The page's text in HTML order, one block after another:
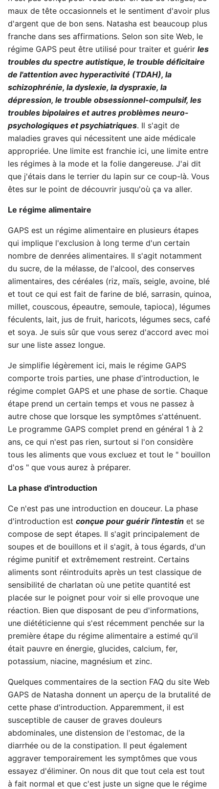
maux de tête occasionnels et le sentiment d'avoir plus
d'argent que de bon sens. Natasha est beaucoup plus
franche dans ses affirmations. Selon son site Web, le
régime GAPS peut être utilisé pour traiter et guérir les
troubles du spectre autistique, le trouble déficitaire
de l'attention avec hyperactivité (TDAH), la
schizophrénie, la dyslexie, la dyspraxie, la
dépression, le trouble obsessionnel-compulsif, les
troubles bipolaires et autres problèmes neuro-
psychologiques et psychiatriques. Il s'agit de
maladies graves qui nécessitent une aide médicale
appropriée. Une limite est franchie ici, une limite entre
les régimes à la mode et la folie dangereuse. J'ai dit
que j'étais dans le terrier du lapin sur ce coup-là. Vous
êtes sur le point de découvrir jusqu'où ça va aller.
Le régime alimentaire
GAPS est un régime alimentaire en plusieurs étapes
qui implique l'exclusion à long terme d'un certain
nombre de denrées alimentaires. Il s'agit notamment
du sucre, de la mélasse, de l'alcool, des conserves
alimentaires, des céréales (riz, maïs, seigle, avoine, blé
et tout ce qui est fait de farine de blé, sarrasin, quinoa,
millet, couscous, épeautre, semoule, tapioca), légumes
féculents, lait, jus de fruit, haricots, légumes secs, café
et soya. Je suis sûr que vous serez d'accord avec moi
sur une liste assez longue.
Je simplifie légèrement ici, mais le régime GAPS
comporte trois parties, une phase d'introduction, le
régime complet GAPS et une phase de sortie. Chaque
étape prend un certain temps et vous ne passez à
autre chose que lorsque les symptômes s'atténuent.
Le programme GAPS complet prend en général 1 à 2
ans, ce qui n'est pas rien, surtout si l'on considère
tous les aliments que vous excluez et tout le " bouillon
d'os " que vous aurez à préparer.
La phase d'introduction
Ce n'est pas une introduction en douceur. La phase
d'introduction est conçue pour guérir l'intestin et se
compose de sept étapes. Il s'agit principalement de
soupes et de bouillons et il s'agit, à tous égards, d'un
régime punitif et extrêmement restreint. Certains
aliments sont réintroduits après un test classique de
sensibilité de charlatan où une petite quantité est
placée sur le poignet pour voir si elle provoque une
réaction. Bien que disposant de peu d'informations,
une diététicienne qui s'est récemment penchée sur la
première étape du régime alimentaire a estimé qu'il
était pauvre en énergie, glucides, calcium, fer,
potassium, niacine, magnésium et zinc.
Quelques commentaires de la section FAQ du site Web
GAPS de Natasha donnent un aperçu de la brutalité de
cette phase d'introduction. Apparemment, il est
susceptible de causer de graves douleurs
abdominales, une distension de l'estomac, de la
diarrhée ou de la constipation. Il peut également
aggraver temporairement les symptômes que vous
essayez d'éliminer. On nous dit que tout cela est tout
à fait normal et que c'est juste un signe que le régime